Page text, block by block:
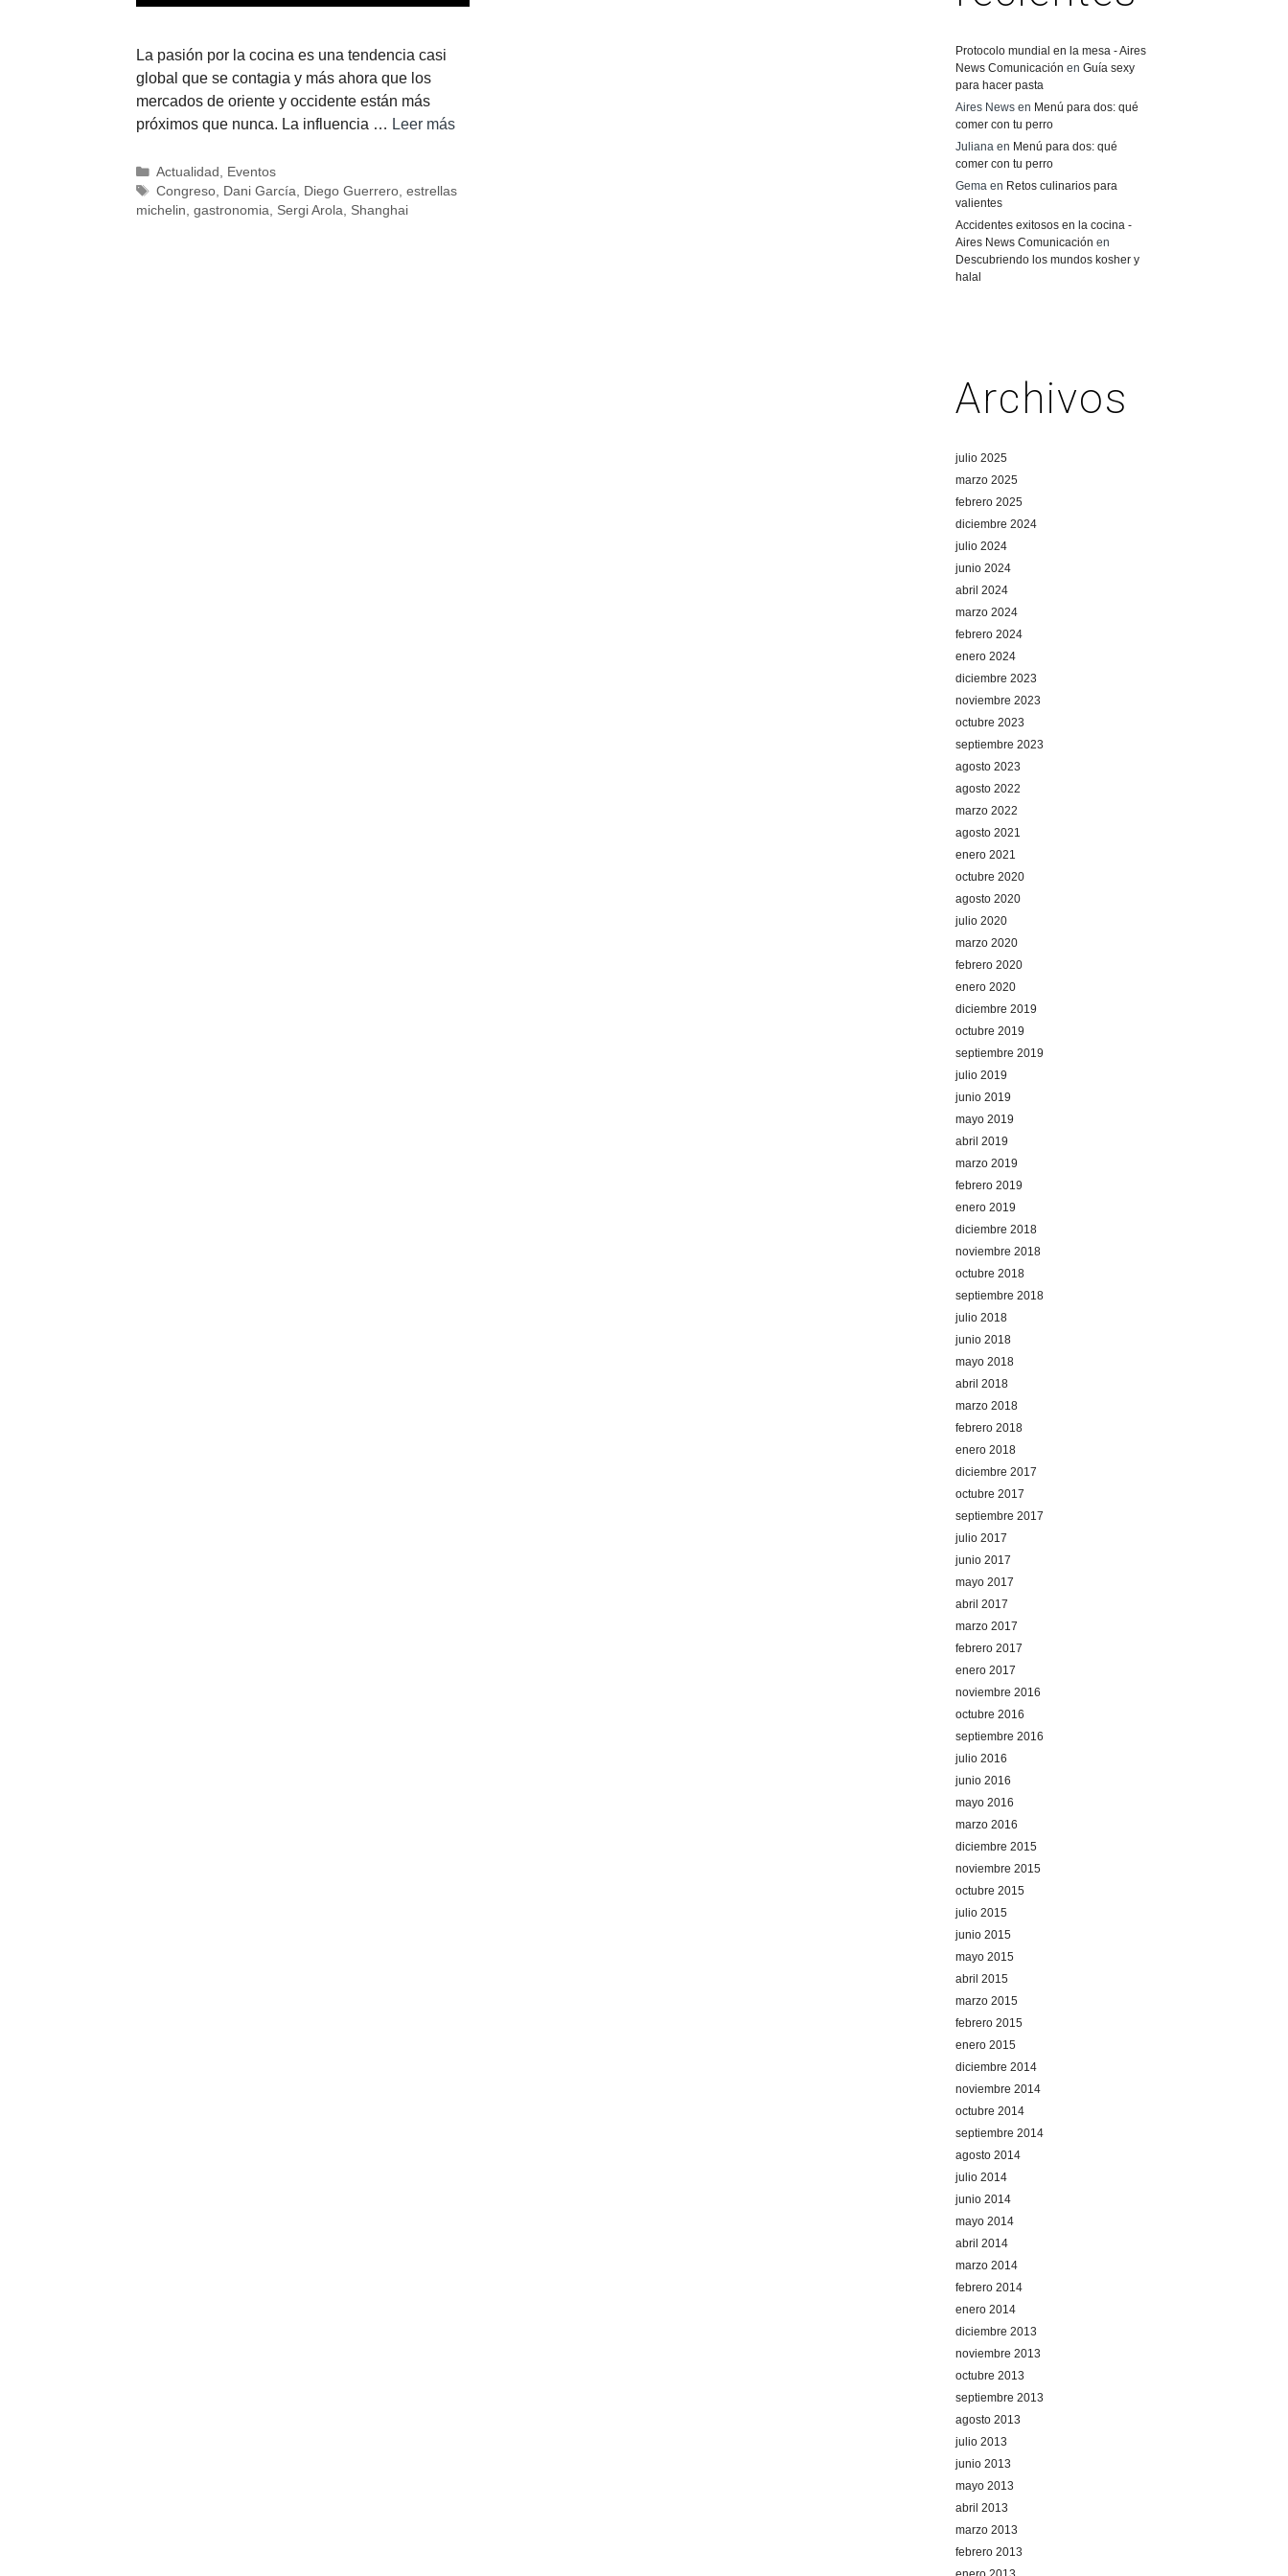
La pasión por la cocina es una tendencia casi
global que se contagia y más ahora que los
mercados de oriente y occidente están más
próximos que nunca. La influencia … Leer más
Actualidad
Eventos
Congreso Dani García Diego Guerrero ,estrellas
michelin gastronomia Sergi Arola Shanghai
Protocolo mundial en la mesa - Aires
News Comunicación en Guía sexy
para hacer pasta
Aires News en Menú para dos: qué
comer con tu perro
Juliana en Menú para dos: qué
comer con tu perro
Gema en Retos culinarios para
valientes
Accidentes exitosos en la cocina -
Aires News Comunicación en
Descubriendo los mundos kosher y
halal
Archivos
julio 2025
marzo 2025
febrero 2025
diciembre 2024
julio 2024
junio 2024
abril 2024
marzo 2024
febrero 2024
enero 2024
diciembre 2023
noviembre 2023
octubre 2023
septiembre 2023
agosto 2023
agosto 2022
marzo 2022
agosto 2021
enero 2021
octubre 2020
agosto 2020
julio 2020
marzo 2020
febrero 2020
enero 2020
diciembre 2019
octubre 2019
septiembre 2019
julio 2019
junio 2019
mayo 2019
abril 2019
marzo 2019
febrero 2019
enero 2019
diciembre 2018
noviembre 2018
octubre 2018
septiembre 2018
julio 2018
junio 2018
mayo 2018
abril 2018
marzo 2018
febrero 2018
enero 2018
diciembre 2017
octubre 2017
septiembre 2017
julio 2017
junio 2017
mayo 2017
abril 2017
marzo 2017
febrero 2017
enero 2017
noviembre 2016
octubre 2016
septiembre 2016
julio 2016
junio 2016
mayo 2016
marzo 2016
diciembre 2015
noviembre 2015
octubre 2015
julio 2015
junio 2015
mayo 2015
abril 2015
marzo 2015
febrero 2015
enero 2015
diciembre 2014
noviembre 2014
octubre 2014
septiembre 2014
agosto 2014
julio 2014
junio 2014
mayo 2014
abril 2014
marzo 2014
febrero 2014
enero 2014
diciembre 2013
noviembre 2013
octubre 2013
septiembre 2013
agosto 2013
julio 2013
junio 2013
mayo 2013
abril 2013
marzo 2013
febrero 2013